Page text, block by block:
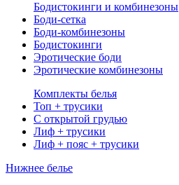
Бодистокинги и комбинезоны
Боди-сетка
Боди-комбинезоны
Бодистокинги
Эротические боди
Эротические комбинезоны
Комплекты белья
Топ + трусики
С открытой грудью
Лиф + трусики
Лиф + пояс + трусики
Нижнее белье